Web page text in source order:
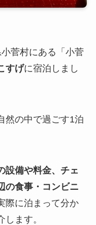
菅村にある「小菅
すげに宿泊しまし
然の中で過ごす1泊
設備や料金、チェ
の食事・コンビニ
際に泊まって分か
ます。